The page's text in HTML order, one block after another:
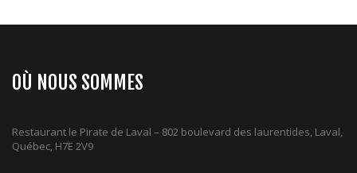
OÙ NOUS SOMMES
Restaurant le Pirate de Laval – 802 boulevard des laurentides, Laval,
Québec, H7E 2V9